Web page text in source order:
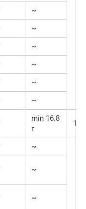
~
~
~
~
~
~
min 16.8
г
~
~
~